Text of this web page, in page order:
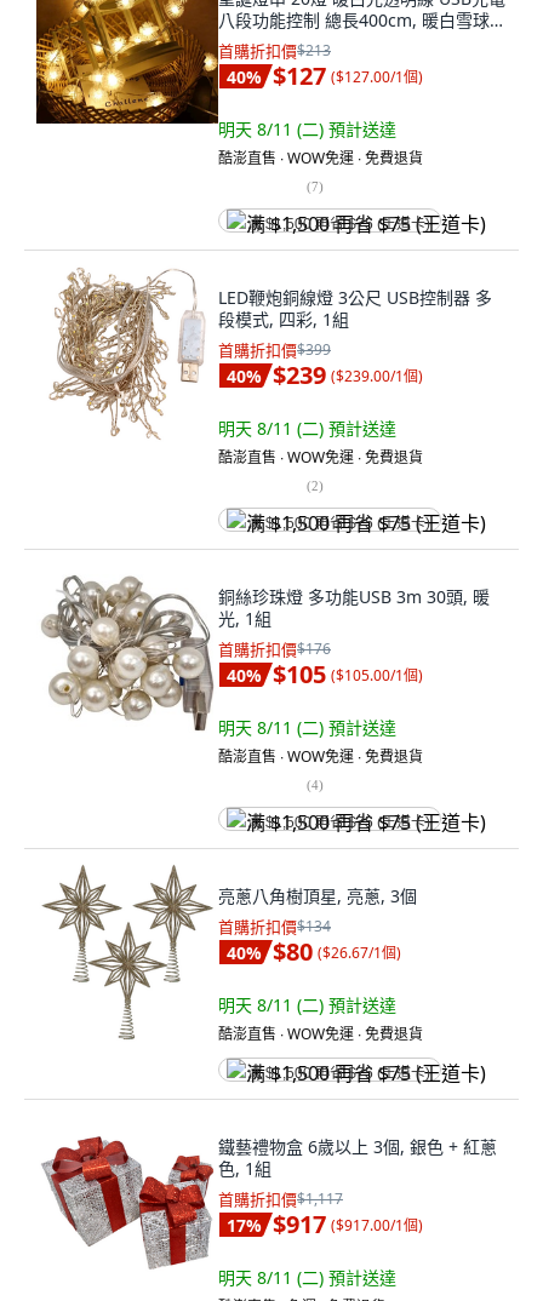
八段功能控制 總長400cm, 暖白雪球款
白色, 1組
首購折扣價$213
40% $127 ($127.00/1個)
明天 8/11 (二) 預計送達
酷澎直售 ∙ WOW免運 ∙ 免費退貨
(7)
满 $1,500 再省 $75 (王道卡)
LED鞭炮銅線燈 3公尺 USB控制器 多
段模式, 四彩, 1組
首購折扣價$399
40% $239 ($239.00/1個)
明天 8/11 (二) 預計送達
酷澎直售 ∙ WOW免運 ∙ 免費退貨
(2)
满 $1,500 再省 $75 (王道卡)
銅絲珍珠燈 多功能USB 3m 30頭, 暖
光, 1組
首購折扣價$176
40% $105 ($105.00/1個)
明天 8/11 (二) 預計送達
酷澎直售 ∙ WOW免運 ∙ 免費退貨
(4)
满 $1,500 再省 $75 (王道卡)
亮蔥八角樹頂星, 亮蔥, 3個
首購折扣價$134
40% $80 ($26.67/1個)
明天 8/11 (二) 預計送達
酷澎直售 ∙ WOW免運 ∙ 免費退貨
满 $1,500 再省 $75 (王道卡)
鐵藝禮物盒 6歲以上 3個, 銀色 + 紅蔥
色, 1組
首購折扣價$1,117
17% $917 ($917.00/1個)
明天 8/11 (二) 預計送達